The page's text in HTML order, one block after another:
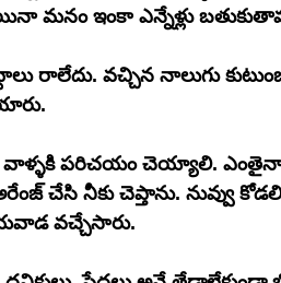
మనం ఇంకా ఎన్నేళ్లు
రాలేదు. వచ్చిన నాలుగు
పరిచయం చెయ్యాలి. ఎంతైనా
వచ్చేసారు.